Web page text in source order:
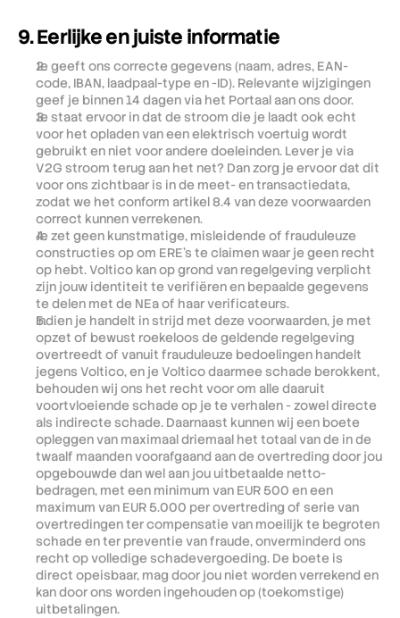
9. Eerlijke en juiste informatie
Je geeft ons correcte gegevens (naam, adres, EAN-
code, IBAN, laadpaal-type en -ID). Relevante wijzigingen
geef je binnen 14 dagen via het Portaal aan ons door.
Je staat ervoor in dat de stroom die je laadt ook echt
voor het opladen van een elektrisch voertuig wordt
gebruikt en niet voor andere doeleinden. Lever je via
V2G stroom terug aan het net? Dan zorg je ervoor dat dit
voor ons zichtbaar is in de meet- en transactiedata,
zodat we het conform artikel 8.4 van deze voorwaarden
correct kunnen verrekenen.
Je zet geen kunstmatige, misleidende of frauduleuze
constructies op om ERE's te claimen waar je geen recht
op hebt. Voltico kan op grond van regelgeving verplicht
zijn jouw identiteit te verifiëren en bepaalde gegevens
te delen met de NEa of haar verificateurs.
Indien je handelt in strijd met deze voorwaarden, je met
opzet of bewust roekeloos de geldende regelgeving
overtreedt of vanuit frauduleuze bedoelingen handelt
jegens Voltico, en je Voltico daarmee schade berokkent,
behouden wij ons het recht voor om alle daaruit
voortvloeiende schade op je te verhalen - zowel directe
als indirecte schade. Daarnaast kunnen wij een boete
opleggen van maximaal driemaal het totaal van de in de
twaalf maanden voorafgaand aan de overtreding door jou
opgebouwde dan wel aan jou uitbetaalde netto-
bedragen, met een minimum van EUR 500 en een
maximum van EUR 5.000 per overtreding of serie van
overtredingen ter compensatie van moeilijk te begroten
schade en ter preventie van fraude, onverminderd ons
recht op volledige schadevergoeding. De boete is
direct opeisbaar, mag door jou niet worden verrekend en
kan door ons worden ingehouden op (toekomstige)
uitbetalingen.